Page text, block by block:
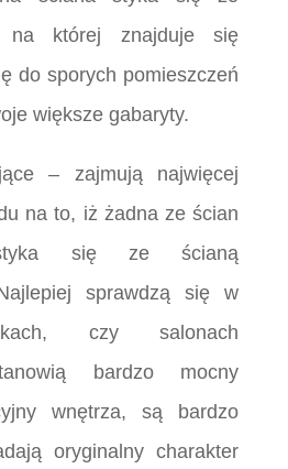
na której znajduje się
do sporych pomieszczeń
większe gabaryty.
– zajmują najwięcej
na to, iż żadna ze ścian
się ze ścianą
sprawdzą się w
czy salonach
bardzo mocny
wnętrza, są bardzo
oryginalny charakter